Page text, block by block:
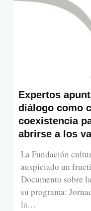
Expertos
diálogo como
coexistencia
abrirse a los
La Fundación
auspiciado un
Documento sobre
su programa:
la…